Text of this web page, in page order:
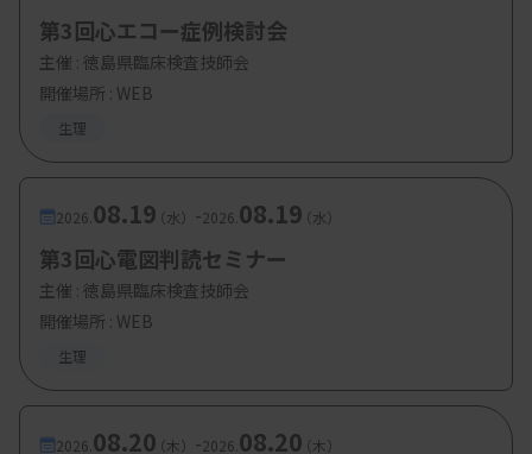
第3回心エコー症例検討会
主催 : 徳島県臨床検査技師会
開催場所 : WEB
生理
2026. 08.19（水） -2026. 08.19（水）
第3回心電図判読セミナー
主催 : 徳島県臨床検査技師会
開催場所 : WEB
生理
2026. 08.20（木） -2026. 08.20（木）